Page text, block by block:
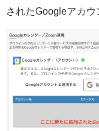
されたGoogleアカ